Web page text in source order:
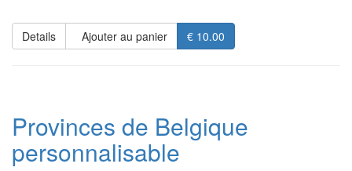
Details Ajouter au panier € 10.00
Provinces de Belgique
personnalisable